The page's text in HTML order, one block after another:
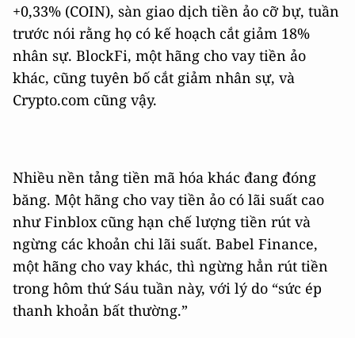
+0,33% (COIN), sàn giao dịch tiền ảo cỡ bự, tuần
trước nói rằng họ có kế hoạch cắt giảm 18%
nhân sự. BlockFi, một hãng cho vay tiền ảo
khác, cũng tuyên bố cắt giảm nhân sự, và
Crypto.com cũng vậy.
Nhiều nền tảng tiền mã hóa khác đang đóng
băng. Một hãng cho vay tiền ảo có lãi suất cao
như Finblox cũng hạn chế lượng tiền rút và
ngừng các khoản chi lãi suất. Babel Finance,
một hãng cho vay khác, thì ngừng hẳn rút tiền
trong hôm thứ Sáu tuần này, với lý do “sức ép
thanh khoản bất thường.”